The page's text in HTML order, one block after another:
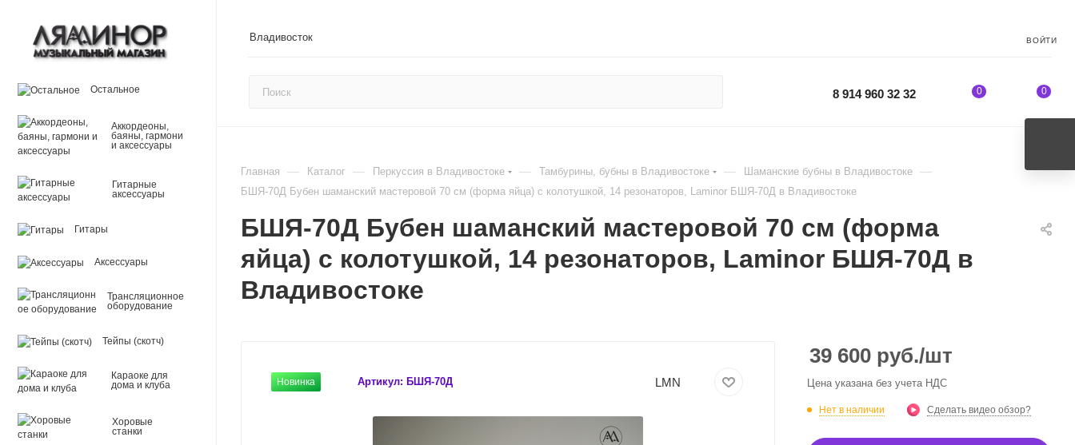
Владивосток ВОЙТИ
8 914 960 32 32 0 0
Остальное
Аккордеоны,
баяны, гармони
и аксессуары
Гитарные
аксессуары
Гитары
Аксессуары
Трансляционное
оборудование
Тейпы (скотч)
Караоке для
дома и клуба
Хоровые
станки
Главная — Каталог — Перкуссия в Владивостоке — Тамбурины, бубны в Владивостоке — Шаманские бубны в Владивостоке —
БШЯ-70Д Бубен шаманский мастеровой 70 см (форма яйца) с колотушкой, 14 резонаторов, Laminor БШЯ-70Д в Владивостоке
БШЯ-70Д Бубен шаманский мастеровой 70 см (форма
яйца) с колотушкой, 14 резонаторов, Laminor БШЯ-70Д в
Владивостоке
Новинка Артикул: БШЯ-70Д LMN
39 600 руб./шт
Цена указана без учета НДС
Нет в наличии Сделать видео обзор?